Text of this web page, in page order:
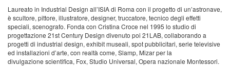
Laureato in Industrial Design all’ISIA di Roma con il progetto di un’astronave,
è scultore, pittore, illustratore, designer, truccatore, tecnico degli effetti
speciali, scenografo. Fonda con Cristina Croce nel 1995 lo studio di
progettazione 21st Century Design divenuto poi 21LAB, collaborando a
progetti di industrial design, exhibit museali, spot pubblicitari, serie televisive
ed installazioni d’arte, con realtà come, Slamp, Mizar per la
divulgazione scientifica, Fox, Studio Universal, Opera nazionale Montessori.